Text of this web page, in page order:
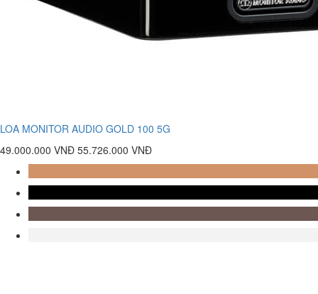
LOA MONITOR AUDIO GOLD 100 5G
49.000.000 VNĐ 55.726.000 VNĐ